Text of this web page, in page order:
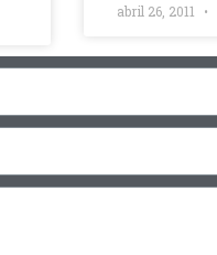
abril 26, 2011